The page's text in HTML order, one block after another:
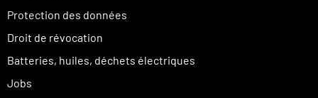
Protection des données
Droit de révocation
Batteries, huiles, déchets électriques
Jobs